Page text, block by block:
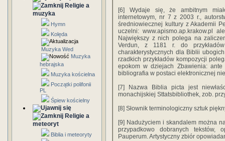
Religie a
muzyka
Hymn
Kolęda
Muzyka Wed
Muzyka
hebrajska
Muzyka kościelna
Początki polifonii
PL
Śpiew kościelny
Religie a
meteoryt
Biblia i meteoryty
[6] Wydaje się, że ambitnym
internetowym, nr 7 z 2003 r.,
średniowiecznej kultury z Akademii
uczelni: www.apismo.ap.krakow.pl
Największy z nich polega na
Verdun, z 1181 r. do
charakterystycznych dla Biblii
rzadkich przykładów kompozycji
epokom w dziejach Zbawienia:
bibliografia w postaci elektronicznej
[7] Nazwa Biblia picta jest
monachijskiej Sttatsbibliothek, zob.
[8] Słownik terminologiczny sztuk
[9] Nadużyciem i skandalem można
przypadkowo dobranych tekstów,
Pauperum. Artystyczny zbiór